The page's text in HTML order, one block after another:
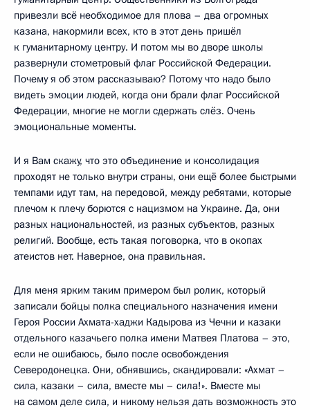
привезли всё необходимое для плова – два огромных
казана, накормили всех, кто в этот день пришёл
к гуманитарному центру. И потом мы во дворе школы
развернули стометровый флаг Российской Федерации.
Почему я об этом рассказываю? Потому что надо было
видеть эмоции людей, когда они брали флаг Российской
Федерации, многие не могли сдержать слёз. Очень
эмоциональные моменты.
И я Вам скажу, что это объединение и консолидация
проходят не только внутри страны, они ещё более быстрыми
темпами идут там, на передовой, между ребятами, которые
плечом к плечу борются с нацизмом на Украине. Да, они
разных национальностей, из разных субъектов, разных
религий. Вообще, есть такая поговорка, что в окопах
атеистов нет. Наверное, она правильная.
Для меня ярким таким примером был ролик, который
записали бойцы полка специального назначения имени
Героя России Ахмата-хаджи Кадырова из Чечни и казаки
отдельного казачьего полка имени Матвея Платова – это,
если не ошибаюсь, было после освобождения
Северодонецка. Они, обнявшись, скандировали: «Ахмат –
сила, казаки – сила, вместе мы – сила!». Вместе мы
на самом деле сила, и никому нельзя дать возможность это